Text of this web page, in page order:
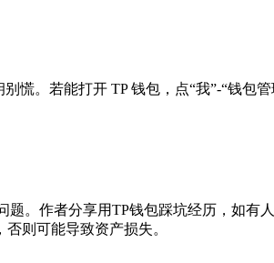
。若能打开 TP 钱包，点“我”-“钱包
。作者分享用TP钱包踩坑经历，如有
则可能导致资产损失。